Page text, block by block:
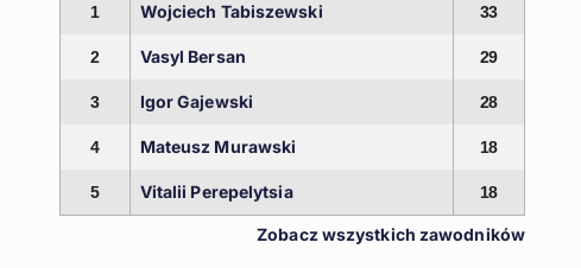
1 Wojciech Tabiszewski 33
2 Vasyl Bersan 29
3 Igor Gajewski 28
4 Mateusz Murawski 18
5 Vitalii Perepelytsia 18
Zobacz wszystkich zawodników